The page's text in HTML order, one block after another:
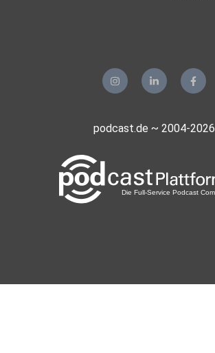
podcast.de ~ 2004-2026